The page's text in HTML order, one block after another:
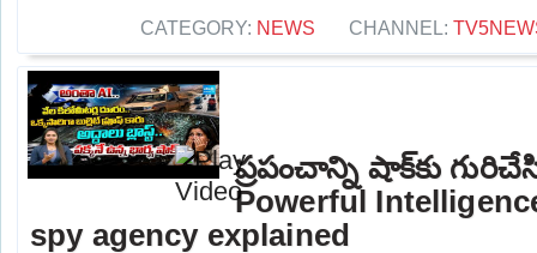
CATEGORY: NEWS CHANNEL:
ప్రపంచాన్ని షాక్‌కు
Powerful
spy agency explained